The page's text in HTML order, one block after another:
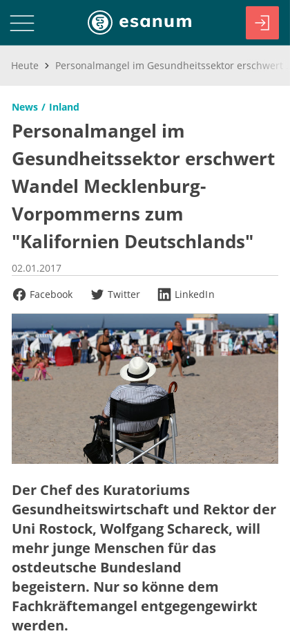
Heute
News Inland
Personalmangel im
Gesundheitssektor erschwert
Wandel Mecklenburg-
Vorpommerns zum
"Kalifornien Deutschlands"
02.01.2017
Facebook
Twitter LinkedIn
Der Chef des Kuratoriums
Gesundheitswirtschaft und Rektor der
Uni Rostock, Wolfgang Schareck, will
mehr junge Menschen für das
ostdeutsche Bundesland
begeistern. Nur so könne dem
Fachkräftemangel entgegengewirkt
werden.